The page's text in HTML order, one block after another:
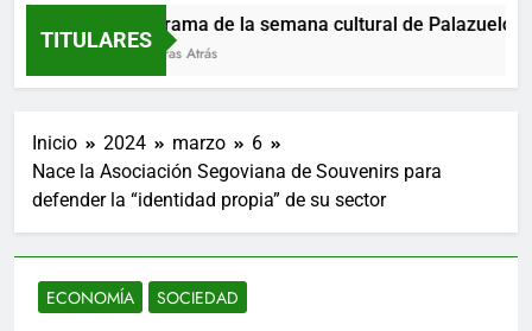
TITULARES
Programa de la semana cultural de Palazuelos
14 Horas Atrás
Inicio 2024 marzo
6
Nace la Asociación Segoviana de Souvenirs para
defender la “identidad propia” de su sector
ECONOMÍA SOCIEDAD